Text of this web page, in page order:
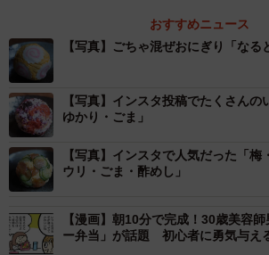
ずらりと並ぶ丸いおにぎり（masaさんインスタグ
ット）
握るのは「3分もかからずあっと
──おにぎりを握っているのはどなたです
「私が握ってます。朝炊いたご飯で､夫
おすすめニュース
【写真】ごちゃ混ぜおにぎり「なる
【写真】インスタ投稿でたくさんの
ゆかり・ごま」
【写真】インスタで人気だった「梅
ウリ・ごま・酢めし」
【漫画】朝10分で完成！30歳美容
ー弁当」が話題 初心者に勇気与え